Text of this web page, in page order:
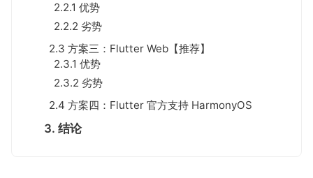
2.2.1 优势
2.2.2 劣势
2.3 方案三：Flutter Web【推荐】
2.3.1 优势
2.3.2 劣势
2.4 方案四：Flutter 官方支持 HarmonyOS
3. 结论